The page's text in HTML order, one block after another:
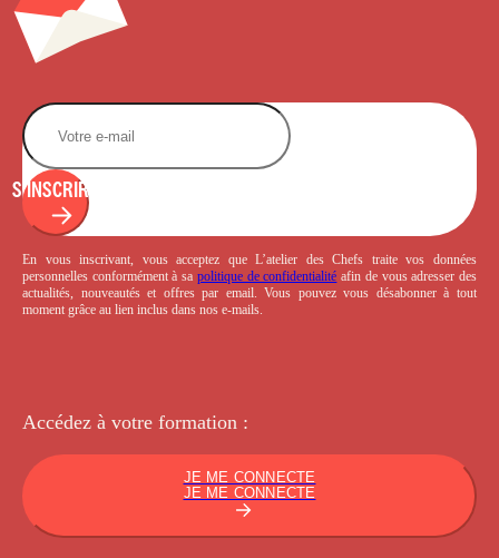
S'INSCRIRE
En vous inscrivant, vous acceptez que L’atelier des Chefs traite vos données
personnelles conformément à sa politique de confidentialité afin de vous adresser des
actualités, nouveautés et offres par email. Vous pouvez vous désabonner à tout
moment grâce au lien inclus dans nos e-mails.
Accédez à votre formation :
JE ME CONNECTE
JE ME CONNECTE